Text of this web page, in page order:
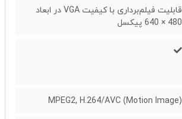
قابلیت فیلم‌برداری با کیفیت VGA در ابعاد
480 × 640 پیکسل
(MPEG2, H.264/AVC (Motion Image